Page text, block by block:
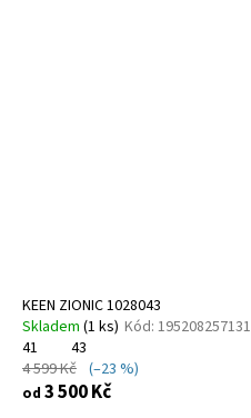
KEEN ZIONIC 1028043
Skladem (1 ks) Kód: 195208257131
41
43
4 599 Kč (–23 %)
od 3 500 Kč